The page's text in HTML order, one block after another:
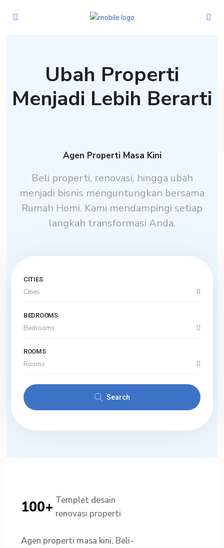
Ubah Properti
Menjadi Lebih Berarti
Agen Properti Masa Kini
Beli properti, renovasi, hingga ubah
menjadi bisnis menguntungkan bersama
Rumah Homi. Kami mendampingi setiap
langkah transformasi Anda.
CITIES
Cities
BEDROOMS
Bedrooms
ROOMS
Rooms
Search
100+ Templet desain
renovasi properti
Agen properti masa kini, Beli-